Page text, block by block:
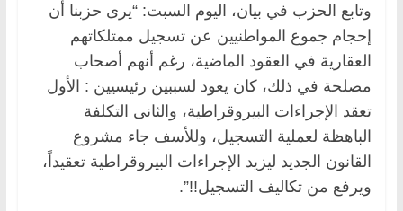
وتابع الحزب في بيان، اليوم السبت: “يرى حزبنا أن
إحجام جموع المواطنيين عن تسجيل ممتلكاتهم
العقارية في العقود الماضية، رغم أنهم أصحاب
مصلحة في ذلك، كان يعود لسببين رئيسيين : الأول
تعقد الإجراءات البيروقراطية، والثانى التكلفة
الباهظة لعملية التسجيل، وللأسف جاء مشروع
القانون الجديد ليزيد الإجراءات البيروقراطية تعقيداً،
ويرفع من تكاليف التسجيل!!”.